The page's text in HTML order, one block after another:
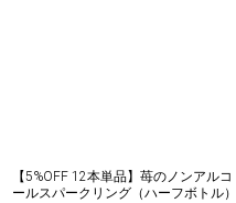
【5%OFF 12本単品】苺のノンアルコ
ールスパークリング（ハーフボトル）